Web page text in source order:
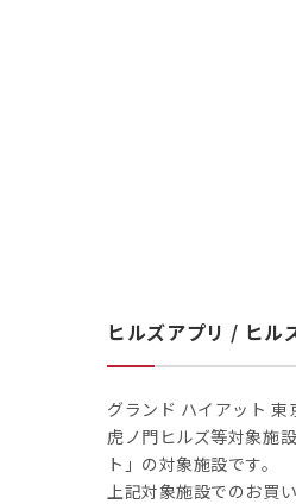
ヒルズアプリ / ヒル
グランド ハイアット 東
虎ノ門ヒルズ等対象施
ト」の対象施設です。
上記対象施設でのお買